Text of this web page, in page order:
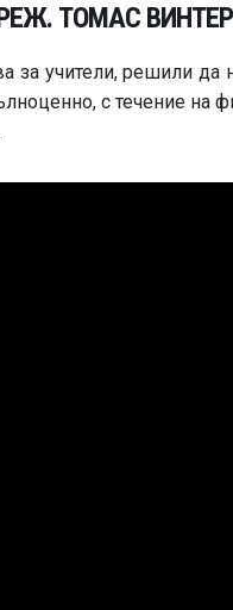
ТОМАС
за учители, решили
с течение на